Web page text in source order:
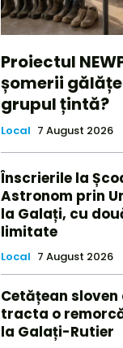
Proiectul
șomerii
grupul țintă?
Local 7 August 2026
Înscrierile la
Astronom prin
la Galați, cu
limitate
Local 7 August 2026
Cetățean
tracta o
la Galați-Rutier